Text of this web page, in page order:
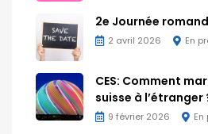
2e Journée
2 avril 2026 En
CES: Comment
suisse à l’étranger
9 février 2026